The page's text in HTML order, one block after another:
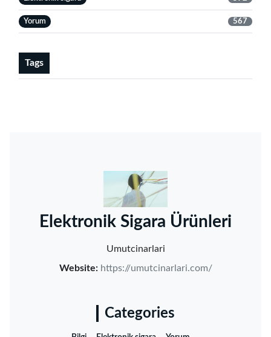
Yorum 567
Tags
‌Elektronik Sigara Ürünleri‌
Umutcinarlari
Website: https://umutcinarlari.com/
Categories